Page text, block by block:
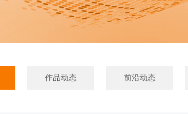
作品动态 前沿动态